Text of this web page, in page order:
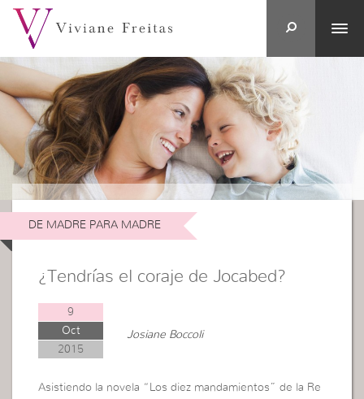
DE MADRE PARA MADRE
¿Tendrías el coraje de Jocabed?
9
Oct
2015
Josiane Boccoli
Asistiendo la novela “Los diez mandamientos” de la Re